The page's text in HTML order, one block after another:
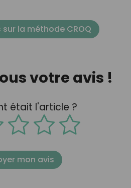
sur la méthode CROQ
votre avis !
était l'article ?
mon avis